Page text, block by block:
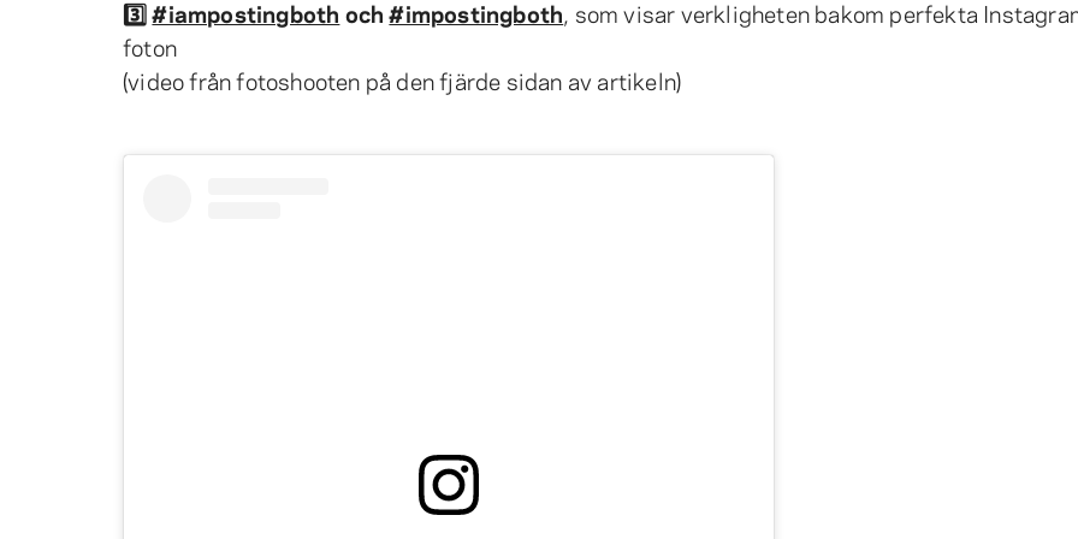
3️⃣#iampostingboth och#impostingboth, som visar verkligheten bakom perfekta
foton
(video från fotoshooten på den fjärde sidan av artikeln)